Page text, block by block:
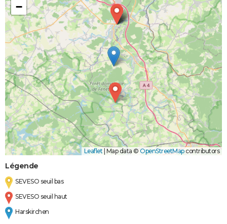
−
Leaflet Map data © OpenStreetMapcontributors
Légende
SEVESO seuil bas
SEVESO seuil haut
Harskirchen